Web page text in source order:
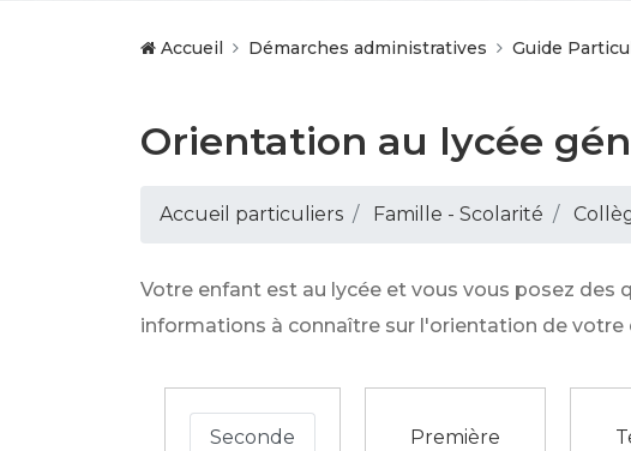
Accueil Démarches administratives Guide
Orientation au lycée
Accueil particuliers Famille - Scolarité
Votre enfant est au lycée et vous vous posez
informations à connaître sur l'orientation de votre
Seconde Première